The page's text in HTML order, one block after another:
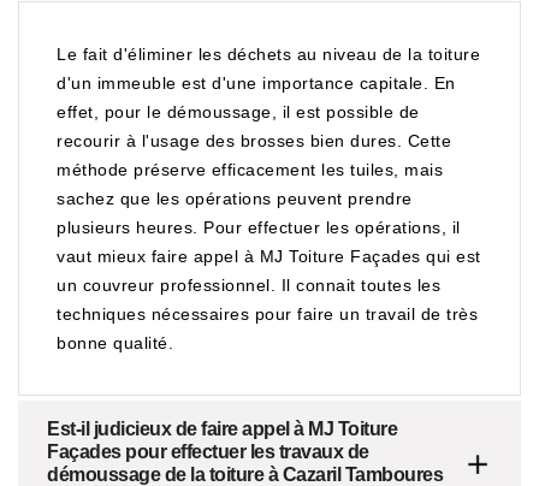
Le fait d'éliminer les déchets au niveau de la toiture
d'un immeuble est d'une importance capitale. En
effet, pour le démoussage, il est possible de
recourir à l'usage des brosses bien dures. Cette
méthode préserve efficacement les tuiles, mais
sachez que les opérations peuvent prendre
plusieurs heures. Pour effectuer les opérations, il
vaut mieux faire appel à MJ Toiture Façades qui est
un couvreur professionnel. Il connait toutes les
techniques nécessaires pour faire un travail de très
bonne qualité.
Est-il judicieux de faire appel à MJ Toiture
Façades pour effectuer les travaux de
démoussage de la toiture à Cazaril Tamboures